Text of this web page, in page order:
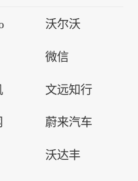
沃尔沃
微信
文远知行
蔚来汽车
沃达丰